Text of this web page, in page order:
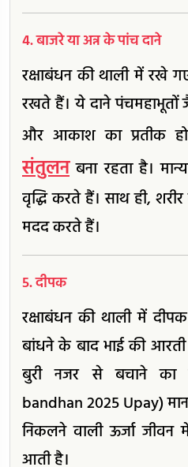
4. बाजरे या अन्न के पांच दाने
रक्षाबंधन की थाली में रखे
रखते हैं। ये दाने पंचमहाभूतों
और आकाश का प्रतीक
संतुलनबना रहता है।
वृद्धि करते हैं। साथ ही,
मदद करते हैं।
5. दीपक
रक्षाबंधन की थाली में
बांधने के बाद भाई की आरती
बुरी नजर से बचाने का
bandhan 2025 Upay)
निकलने वाली ऊर्जा
आती है।